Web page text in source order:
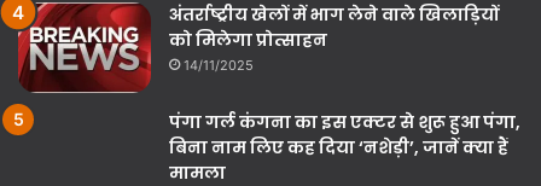
अंतर्राष्ट्रीय खेलों में भाग लेने वाले खिलाड़ियों
को मिलेगा प्रोत्साहन
14/11/2025
पंगा गर्ल कंगना का इस एक्टर से शुरू हुआ पंगा,
बिना नाम लिए कह दिया ‘नशेड़ी’, जानें क्या हैं
मामला